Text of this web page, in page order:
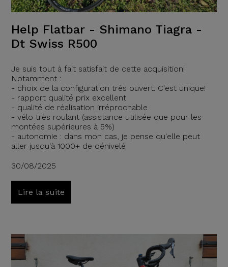
Help Flatbar - Shimano Tiagra -
Dt Swiss R500
Je suis tout à fait satisfait de cette acquisition!
Notamment :
- choix de la configuration très ouvert. C'est unique!
- rapport qualité prix excellent
- qualité de réalisation irréprochable
- vélo très roulant (assistance utilisée que pour les
montées supérieures à 5%)
- autonomie : dans mon cas, je pense qu'elle peut
aller jusqu'à 1000+ de dénivelé
30/08/2025
Lire la suite